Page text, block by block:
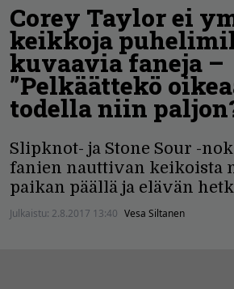
Corey Taylor ei
keikkoja
kuvaavia faneja –
”Pelkäättekö
todella niin
Slipknot- ja Stone Sour -
fanien nauttivan keikoista
paikan päällä ja elävän
Julkaistu: 2.8.2017 13:40 Vesa Siltanen